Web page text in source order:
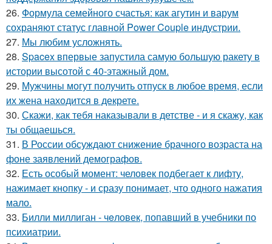
26. Формула семейного счастья: как агутин и варум
сохраняют статус главной Power Couple индустрии.
27. Мы любим усложнять.
28. Spacex впервые запустила самую большую ракету в
истории высотой с 40-этажный дом.
29. Мужчины могут получить отпуск в любое время, если
их жена находится в декрете.
30. Скажи, как тебя наказывали в детстве - и я скажу, как
ты общаешься.
31. В России обсуждают снижение брачного возраста на
фоне заявлений демографов.
32. Есть особый момент: человек подбегает к лифту,
нажимает кнопку - и сразу понимает, что одного нажатия
мало.
33. Билли миллиган - чeловек, попавший в учебники по
психиатрии.